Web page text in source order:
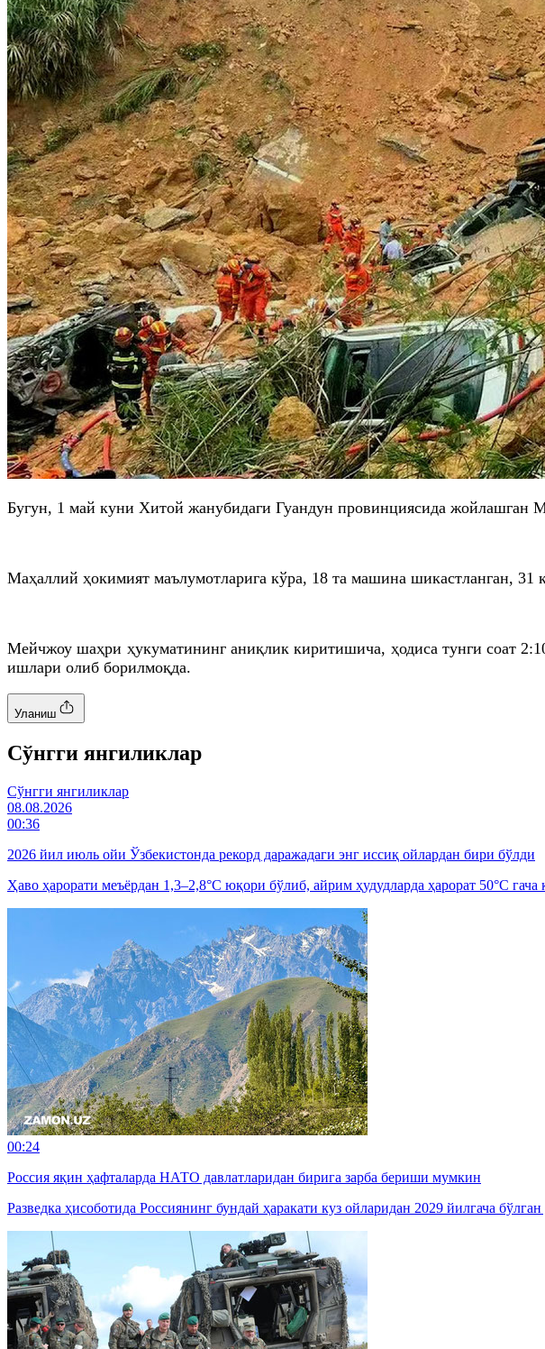
Бугун, 1 май куни Хитой жанубидаги Гуандун провинциясида жойлашган
Маҳаллий ҳокимият маълумотларига кўра, 18 та машина шикастланган, 31
Мейчжоу шаҳри ҳукуматининг аниқликкиритишича, ҳодиса тунги соат
ишлари олиб борилмоқда.
Уланиш
Cўнгги янгиликлар
Cўнгги янгиликлар
08.08.2026
00:36
2026 йил июль ойи Ўзбекистонда рекорд даражадаги энг иссиқ ойлардан бири бўлди
Ҳаво ҳарорати меъёрдан 1,3–2,8°C юқори бўлиб, айрим ҳудудларда ҳарорат 50°C гача
00:24
Россия яқин ҳафталарда НАТО давлатларидан бирига зарба бериши мумкин
Разведка ҳисоботида Россиянинг бундай ҳаракати куз ойларидан 2029 йилгача